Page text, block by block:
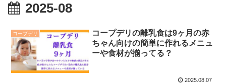
2025-08
コープデリ
コープデリの離乳食は9ヶ月の赤
ちゃん向けの簡単に作れるメニュ
ーや食材が揃ってる？
2025.08.07